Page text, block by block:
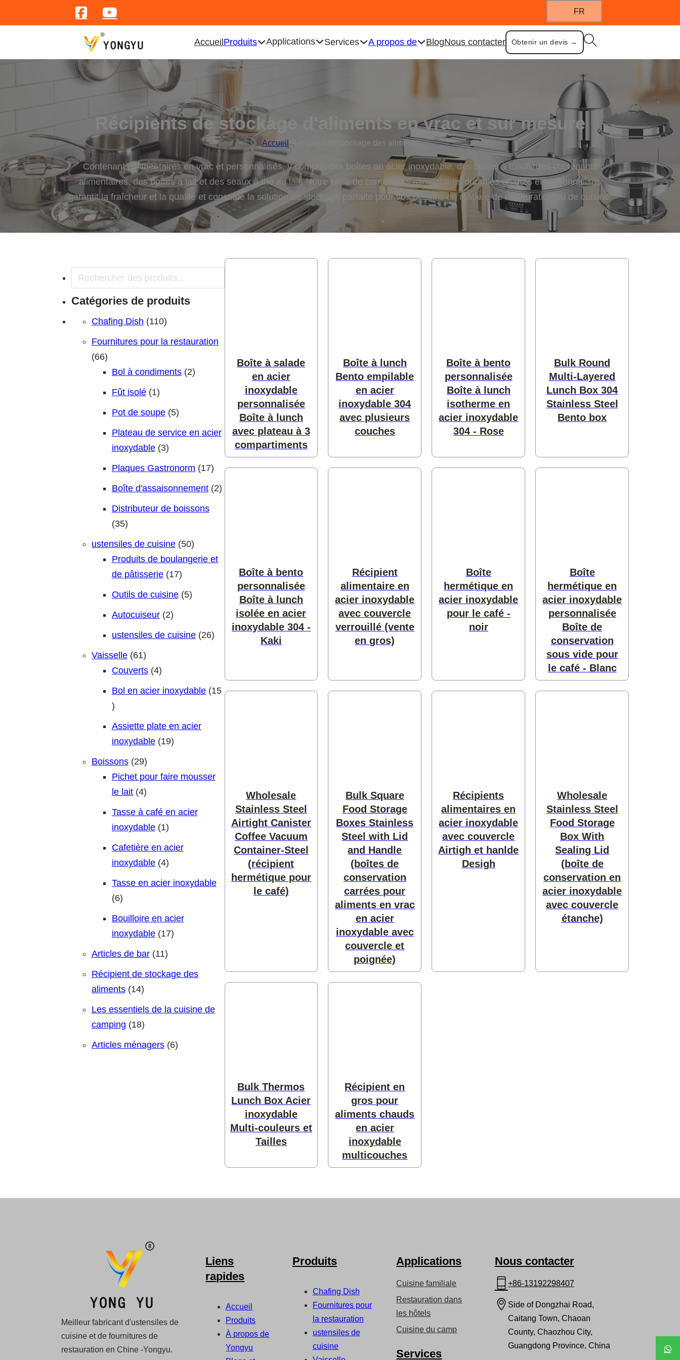
FR
AccueilProduits Applications Services A propos de BlogNous contacter Obtenir un devis →
Récipients de stockage d'aliments en vrac et sur mesure
Accueil /Récipient de stockage des aliments
Contenants alimentaires en vrac et personnalisés, y compris des boîtes en acier inoxydable, des boîtes à lunch, des contenants
alimentaires, des boîtes à lait et des seaux à thé au lait. Notre série de conteneurs alimentaires durables en gros et personnalisés
garantit la fraîcheur et la qualité et constitue la solution de stockage parfaite pour vos besoins en matière de restauration ou de cuisine.
Recherche
Catégories de produits
Chafing Dish 110110 produits
Fournitures pour la restauration
6666 produits
Bol à condiments 22 produits
Fût isolé 11 produit
Pot de soupe 55 produits
Plateau de service en acier
inoxydable 33 produits
Plaques Gastronorm 1717 produits
Boîte d'assaisonnement 22 produits
Distributeur de boissons
3535 produits
ustensiles de cuisine 5050 produits
Produits de boulangerie et
de pâtisserie 1717 produits
Outils de cuisine 55 produits
Autocuiseur 22 produits
ustensiles de cuisine 2626 produits
Vaisselle 6161 produits
Couverts 44 produits
Bol en acier inoxydable 15
15 produits
Assiette plate en acier
inoxydable 1919 produits
Boissons 2929 produits
Pichet pour faire mousser
le lait 44 produits
Tasse à café en acier
inoxydable 11 produit
Cafetière en acier
inoxydable 44 produits
Tasse en acier inoxydable
66 produits
Bouilloire en acier
inoxydable 1717 produits
Articles de bar 1111 produits
Récipient de stockage des
aliments 1414 produits
Les essentiels de la cuisine de
camping 1818 produits
Articles ménagers 66 produits
Boîte à salade
en acier
inoxydable
personnalisée
Boîte à lunch
avec plateau à 3
compartiments
Boîte à lunch
Bento empilable
en acier
inoxydable 304
avec plusieurs
couches
Boîte à bento
personnalisée
Boîte à lunch
isotherme en
acier inoxydable
304 - Rose
Bulk Round
Multi-Layered
Lunch Box 304
Stainless Steel
Bento box
Boîte à bento
personnalisée
Boîte à lunch
isolée en acier
inoxydable 304 -
Kaki
Récipient
alimentaire en
acier inoxydable
avec couvercle
verrouillé (vente
en gros)
Boîte
hermétique en
acier inoxydable
pour le café -
noir
Boîte
hermétique en
acier inoxydable
personnalisée
Boîte de
conservation
sous vide pour
le café - Blanc
Wholesale
Stainless Steel
Airtight Canister
Coffee Vacuum
Container-Steel
(récipient
hermétique pour
le café)
Bulk Square
Food Storage
Boxes Stainless
Steel with Lid
and Handle
(boîtes de
conservation
carrées pour
aliments en vrac
en acier
inoxydable avec
couvercle et
poignée)
Récipients
alimentaires en
acier inoxydable
avec couvercle
Airtigh et hanlde
Desigh
Wholesale
Stainless Steel
Food Storage
Box With
Sealing Lid
(boîte de
conservation en
acier inoxydable
avec couvercle
étanche)
Bulk Thermos
Lunch Box Acier
inoxydable
Multi-couleurs et
Tailles
Récipient en
gros pour
aliments chauds
en acier
inoxydable
multicouches
Meilleur fabricant d'ustensiles de
cuisine et de fournitures de
restauration en Chine -Yongyu.
Liens
rapides
Accueil
Produits
À propos de
Yongyu
Produits
Chafing Dish
Fournitures pour
la restauration
ustensiles de
cuisine
Applications
Cuisine familiale
Restauration dans
les hôtels
Cuisine du camp
Services
Nous contacter
+86-13192298407
Side of Dongzhai Road,
Caitang Town, Chaoan
County, Chaozhou City,
Guangdong Province, China